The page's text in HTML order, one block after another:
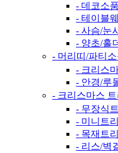
- 데코소품
- 테이블
- 사슴/눈
- 양초/홀
- 머리띠/파티
- 크리스
- 안경/루
- 크리스마스 트
- 무장식
- 미니트리
- 목재트
- 리스/벽